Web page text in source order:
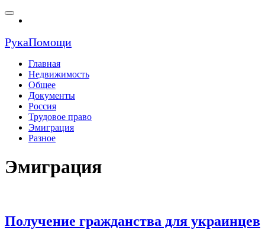
РукаПомощи
Главная
Недвижимость
Общее
Документы
Россия
Трудовое право
Эмиграция
Разное
Эмиграция
Получение гражданства для украинцев